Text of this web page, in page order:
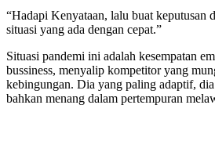
“Hadapi Kenyataan, lalu buat keputusan
situasi yang ada dengan cepat.”
Situasi pandemi ini adalah kesempatan
bussiness, menyalip kompetitor yang
kebingungan. Dia yang paling adaptif,
bahkan menang dalam pertempuran